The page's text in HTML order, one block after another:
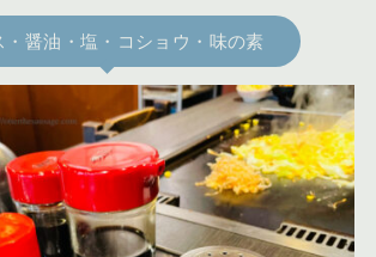
・醤油・塩・コショウ・味の素